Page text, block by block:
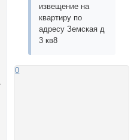
извещение на
квартиру по
адресу Земская д
3 кв8
0